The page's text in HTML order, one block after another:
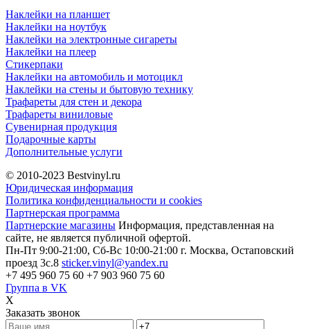
Наклейки на планшет
Наклейки на ноутбук
Наклейки на электронные сигареты
Наклейки на плеер
Стикерпаки
Наклейки на автомобиль и мотоцикл
Наклейки на стены и бытовую технику
Трафареты для стен и декора
Трафареты виниловые
Сувенирная продукция
Подарочные карты
Дополнительные услуги
© 2010-2023 Bestvinyl.ru
Юридическая информация
Политика конфиденциальности и cookies
Партнерская программа
Партнерские магазины Информация, представленная на
сайте, не является публичной офертой.
Пн-Пт 9:00-21:00, Сб-Вс 10:00-21:00 г. Москва, Остаповский
проезд 3с.8 sticker.vinyl@yandex.ru
+7 495 960 75 60 +7 903 960 75 60
Группа в VK
X
Заказать звонок